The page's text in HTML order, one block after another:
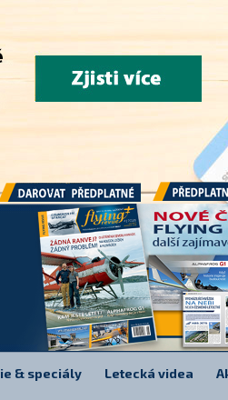
Darovat předplatné
& speciály Letecká videa